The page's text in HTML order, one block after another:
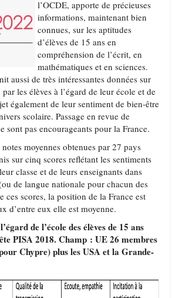
l’OCDE, apporte de précieuses
informations, maintenant bien
connues, sur les aptitudes
d’élèves de 15 ans en
compréhension de l’écrit, en
mathématiques et en sciences.
aussi de très intéressantes données sur
les élèves à l’égard de leur école et de
également de leur sentiment de bien-être
scolaire. Passage en revue de
sont pas encourageants pour la France.
moyennes obtenues par 27 pays
sur cinq scores reflétant les sentiments
classe et de leurs enseignants dans
de langue nationale pour chacun des
ces scores, la position de la France est
d’entre eux elle est moyenne.
de l’école des élèves de 15 ans
PISA 2018. Champ : UE 26 membres
Chypre) plus les USA et la Grande-